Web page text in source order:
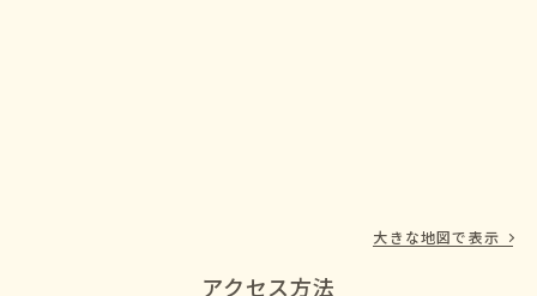
大きな地図で表示
アクセス方法